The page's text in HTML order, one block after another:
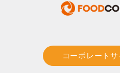
コーポレート